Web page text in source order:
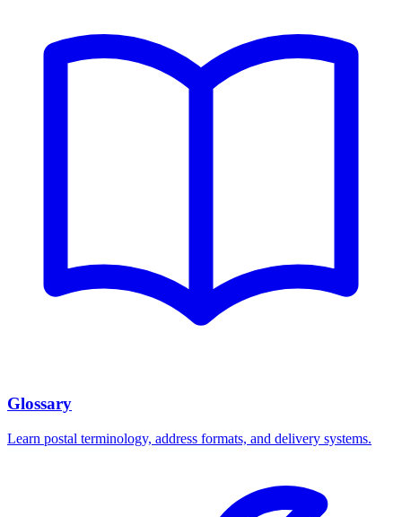
Glossary
Learn postal terminology, address formats, and delivery systems.